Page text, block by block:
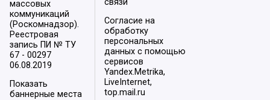
массовых
коммуникаций
(Роскомнадзор).
Реестровая
запись ПИ № ТУ
67 - 00297
06.08.2019
Показать
баннерные места
связи
Согласие на
обработку
персональных
данных с помощью
сервисов
Yandex.Metrika,
LiveInternet,
top.mail.ru